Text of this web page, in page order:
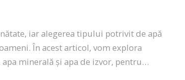
iar alegerea tipului potrivit de apă
În acest articol, vom explora
minerală și apa de izvor, pentru…